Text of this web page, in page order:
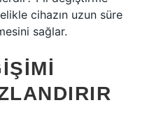
cihazın uzun süre
sağlar.